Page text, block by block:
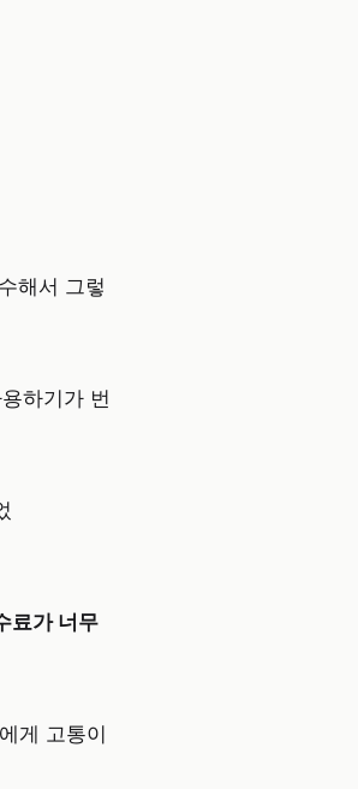
해서 그렇
하기가 번
료가 너무
게 고통이